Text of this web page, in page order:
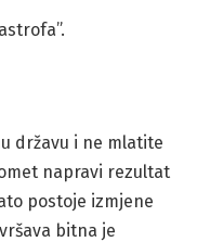
državu i ne mlatite
napravi rezultat
postoje izmjene
bitna je